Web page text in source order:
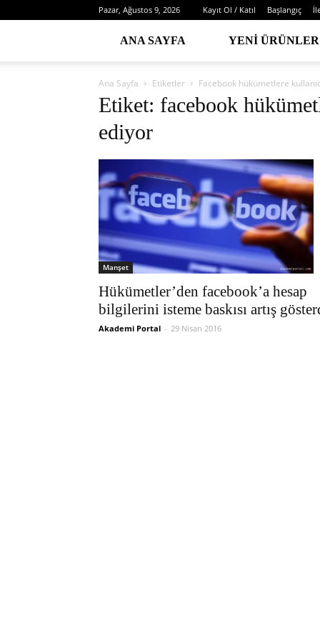
Pazar, Ağustos 9, 2026 Kayıt Ol / Katıl Başlangıç
ANA SAYFA YENI ÜRÜNLER
Ana Sayfa Etiketler Facebook hükümetlere
Etiket: facebook
ediyor
Manşet
Hükümetler’den facebook’a hesap
bilgilerini isteme baskısı artış
Akademi Portal - 29 Nisan 2016